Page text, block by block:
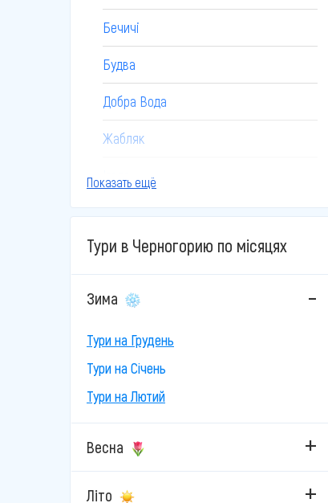
Бечичі
Будва
Добра Вода
Жабляк
Колашин
Котор
Подґориця
Пржно
Свети-Стефан
Показать ещё
Тури в Черногорию по місяцях
Зима
Тури на Грудень
Тури на Січень
Тури на Лютий
Весна
Літо